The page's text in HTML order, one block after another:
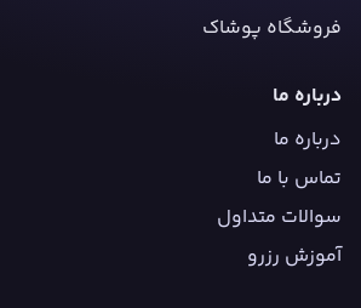
فروشگاه پوشاک
درباره ما
درباره ما
تماس با ما
سوالات متداول
آموزش رزرو